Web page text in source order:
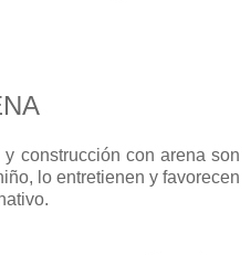
construcción con arena son
lo entretienen y favorecen